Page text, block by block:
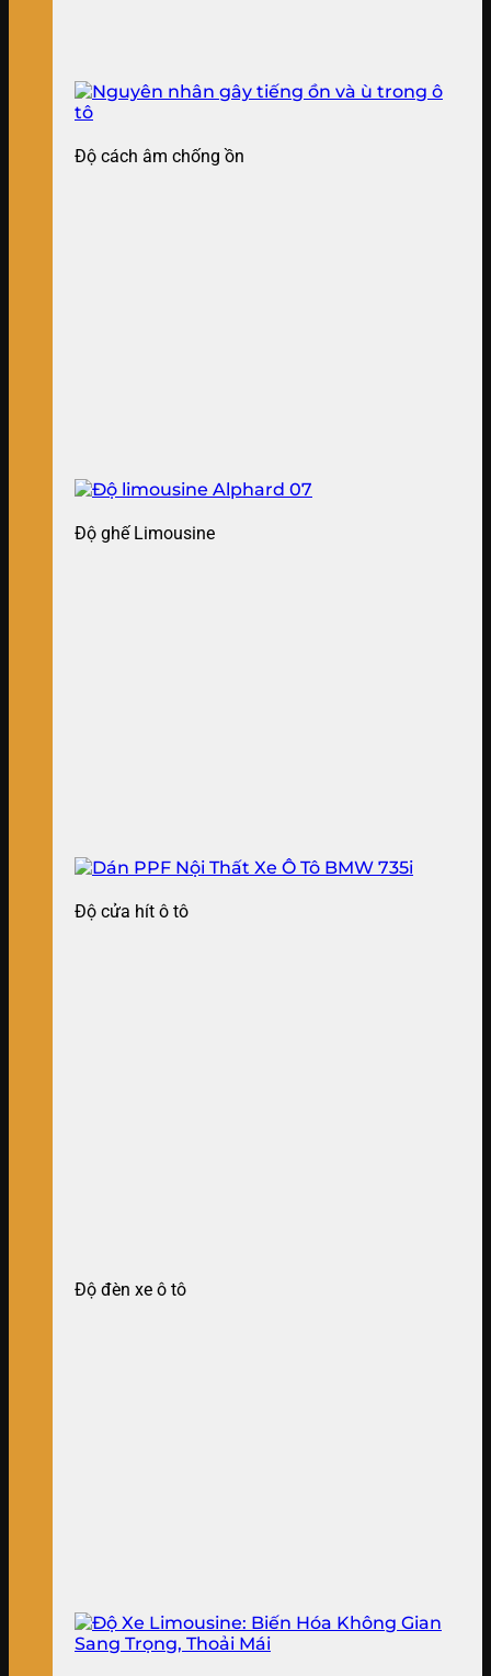
Độ cách âm chống ồn
Độ ghế Limousine
Độ cửa hít ô tô
Độ đèn xe ô tô